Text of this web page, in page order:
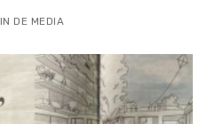
IN DE MEDIA